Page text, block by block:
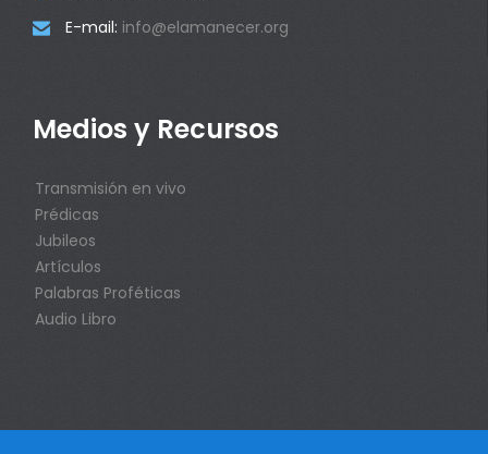
 E-mail: info@elamanecer.org
Medios y Recursos
Transmisión en vivo
Prédicas
Jubileos
Artículos
Palabras Proféticas
Audio Libro